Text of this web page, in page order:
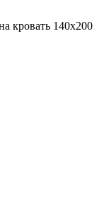
кровать 140х200